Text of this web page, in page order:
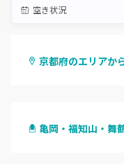
空き状況
京都府のエリアか
四条河原町・河原町三
亀岡・福知山・舞